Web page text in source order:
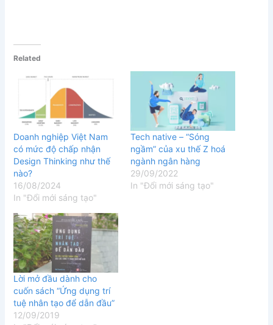
Related
Doanh nghiệp Việt Nam
có mức độ chấp nhận
Design Thinking như thế
nào?
16/08/2024
In "Đổi mới sáng tạo"
Tech native – “Sóng
ngầm” của xu thế Z hoá
ngành ngân hàng
29/09/2022
In "Đổi mới sáng tạo"
Lời mở đầu dành cho
cuốn sách “Ứng dụng trí
tuệ nhân tạo để dẫn đầu”
12/09/2019